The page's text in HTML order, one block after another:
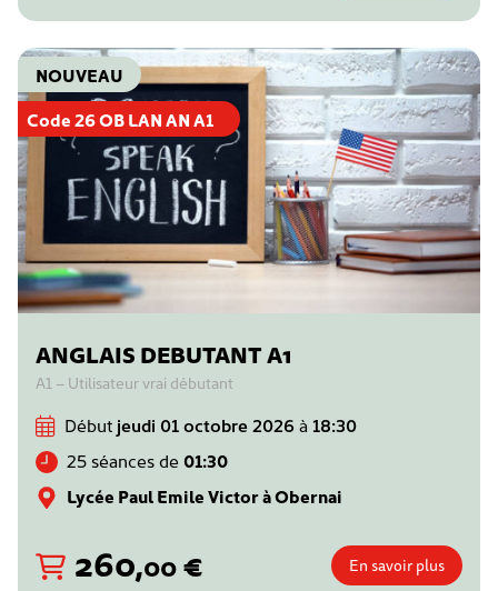
Code 26 OB LAN AN A1
NOUVEAU
ANGLAIS DEBUTANT A1
A1 – Utilisateur vrai débutant
Début jeudi 01 octobre 2026 à 18:30
25 séances de 01:30
Lycée Paul Emile Victor à Obernai
260,00€ En savoir plus